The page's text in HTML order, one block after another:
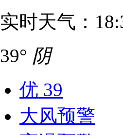
实时天气：
39° 阴
优 39
大风预警